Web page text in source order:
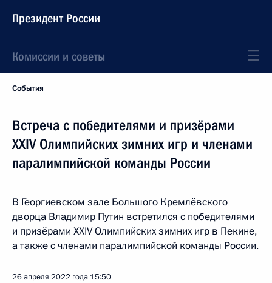
Президент России
Комиссии и советы
События
Встреча с победителями и призёрами
XXIV Олимпийских зимних игр и членами
паралимпийской команды России
В Георгиевском зале Большого Кремлёвского
дворца Владимир Путин встретился с победителями
и призёрами XXIV Олимпийских зимних игр в Пекине,
а также с членами паралимпийской команды России.
26 апреля 2022 года 15:50